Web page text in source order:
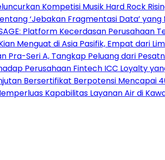
Kompetisi Musik Hard Rock
‘Jebakan Fragmentasi Data’ yang
Platform Kecerdasan Perusahaan
Menguat di Asia Pasifik, Empat dari
Pra-Seri A, Tangkap Peluang dari
Perusahaan Fintech ICC Loyalty
Bersertifikat Berpotensi Mencapai
Kapabilitas Layanan Air di